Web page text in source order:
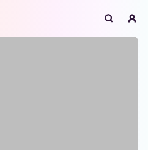
niet ondersteund